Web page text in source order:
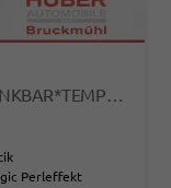
SELECTION 1.0 TSI DSG*AHK-SCHWENKBAR*TEMPOMAT*PDC-HINTEN*KEYLESS-GO*SHZ*
Perleffekt